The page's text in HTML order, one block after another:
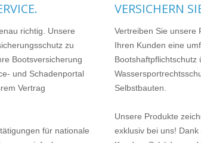
richtig. Unsere
zu
Bootsversicherung
und Schadenportal
Vertrag
für nationale
VERSICHERN
Vertreiben Sie unsere
Ihren Kunden eine
Bootshaftpflichtschutz
Selbstbauten.
Unsere Produkte
exklusiv bei uns!